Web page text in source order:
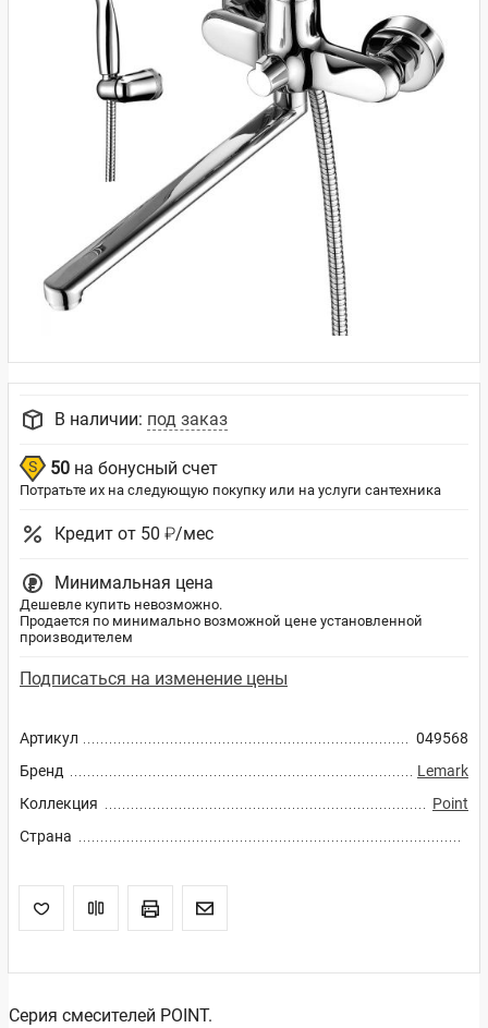
Артикул
049568
Бренд
Lemark
Коллекция
Point
Страна
В наличии: под заказ
50 на бонусный счет
Потратьте их на следующую покупку или на услуги сантехника
Кредит от 50 ₽/мес
Минимальная цена
Дешевле купить невозможно.
Продается по минимально возможной цене установленной
производителем
Подписаться на изменение цены
Серия смесителей POINT.